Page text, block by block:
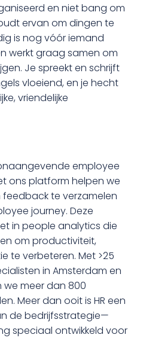
en niet bang om
ervan om dingen te
is nog vóór iemand
werkt graag samen om
Je spreekt en schrijft
vloeiend, en je hecht
vriendelijke
employee
ons platform helpen we
te verzamelen
journey. Deze
in people analytics die
om productiviteit,
te verbeteren. Met >25
in Amsterdam en
meer dan 800
Meer dan ooit is HR een
de bedrijfsstrategie—
speciaal ontwikkeld voor